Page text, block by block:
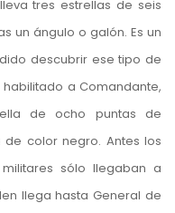
tres estrellas de seis
un ángulo o galón. Es un
descubrir ese tipo de
habilitado a Comandante,
de ocho puntas de
color negro. Antes los
sólo llegaban a
llega hasta General de